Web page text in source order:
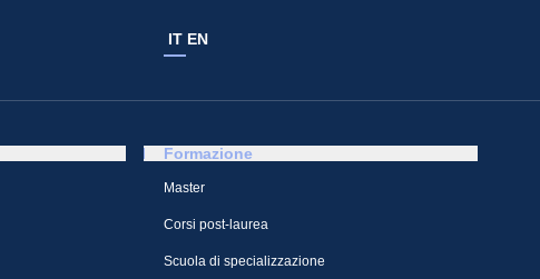
IT EN
Formazione
Master
Corsi post-laurea
Scuola di specializzazione